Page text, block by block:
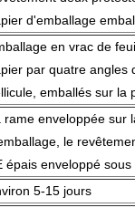
d'emballage
en vrac de
par quatre angles
emballés sur la
rame enveloppée sur
le
épais enveloppé
5-15 jours